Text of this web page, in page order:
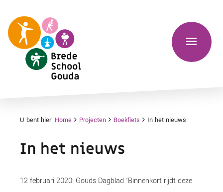
U bent hier: Home Projecten Boekfiets In het nieuws
In het nieuws
12 februari 2020: Gouds Dagblad ‘Binnenkort rijdt deze